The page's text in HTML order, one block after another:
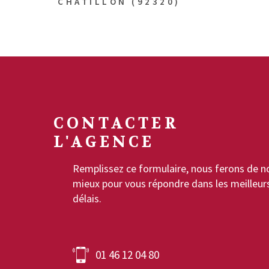
CONTACTER
L'AGENCE
Remplissez ce formulaire, nous ferons de
mieux pour vous répondre dans les
délais.
01 46 12 04 80